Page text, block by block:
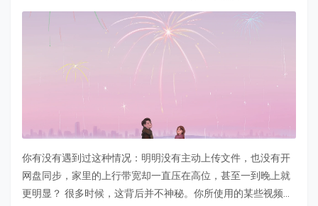
你有没有遇到过这种情况：明明没有主动上传文件，也没有开
网盘同步，家里的上行带宽却一直压在高位，甚至一到晚上就
更明显？ 很多时候，这背后并不神秘。你所使用的某些视频、